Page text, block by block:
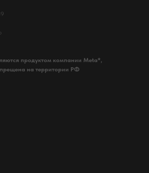
продуктом компании Meta*,
на территории РФ